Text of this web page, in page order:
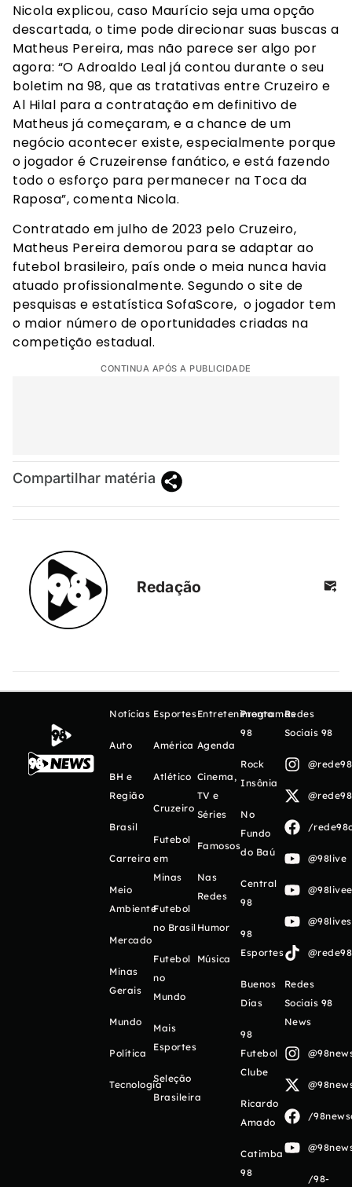
Nicola explicou, caso Maurício seja uma opção
descartada, o time pode direcionar suas buscas a
Matheus Pereira, mas não parece ser algo por
agora: “O Adroaldo Leal já contou durante o seu
boletim na 98, que as tratativas entre Cruzeiro e
Al Hilal para a contratação em definitivo de
Matheus já começaram, e a chance de um
negócio acontecer existe, especialmente porque
o jogador é Cruzeirense fanático, e está fazendo
todo o esforço para permanecer na Toca da
Raposa”, comenta Nicola.
Contratado em julho de 2023 pelo Cruzeiro,
Matheus Pereira demorou para se adaptar ao
futebol brasileiro, país onde o meia nunca havia
atuado profissionalmente. Segundo o site de
pesquisas e estatística SofaScore, o jogador tem
o maior número de oportunidades criadas na
competição estadual.
CONTINUA APÓS A PUBLICIDADE
Compartilhar matéria
Redação
Notícias
Auto
BH e
Região
Brasil
Carreira
Meio
Ambiente
Mercado
Minas
Gerais
Mundo
Política
Tecnologia
Esportes
América
Atlético
Cruzeiro
Futebol
em
Minas
Futebol
no Brasil
Futebol
no
Mundo
Mais
Esportes
Seleção
Brasileira
Entretenimento
Agenda
Cinema,
TV e
Séries
Famosos
Nas
Redes
Humor
Música
Programas
98
Rock
Insônia
No
Fundo
do Baú
Central
98
98
Esportes
Buenos
Días
98
Futebol
Clube
Ricardo
Amado
Catimba
98
Redes
Sociais 98
/
@98live
Redes
Sociais 98
News
/
/98-